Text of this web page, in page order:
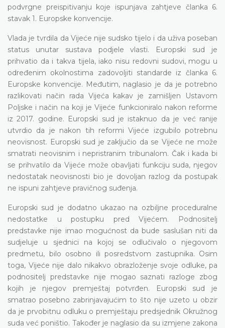
podvrgne preispitivanju koje ispunjava zahtjeve članka 6.
stavak 1. Europske konvencije.
Vlada je tvrdila da Vijeće nije sudsko tijelo i da uživa poseban
status unutar sustava podjele vlasti. Europski sud je
prihvatio da i takva tijela, iako nisu redovni sudovi, mogu u
određenim okolnostima zadovoljiti standarde iz članka 6.
Europske konvencije. Međutim, naglasio je da je potrebno
razlikovati način rada Vijeća kakav je zamišljen Ustavom
Poljske i način na koji je Vijeće funkcioniralo nakon reforme
iz 2017. godine. Europski sud je istaknuo da je već ranije
utvrdio da je nakon tih reformi Vijeće izgubilo potrebnu
neovisnost. Europski sud je zaključio da se Vijeće ne može
smatrati neovisnim i nepristranim tribunalom. Čak i kada bi
se prihvatilo da Vijeće može obavljati funkciju suda, njegov
nedostatak neovisnosti bio je dovoljan razlog da postupak
ne ispuni zahtjeve pravičnog suđenja.
Europski sud je dodatno ukazao na ozbiljne proceduralne
nedostatke u postupku pred Vijećem. Podnositelj
predstavke nije imao mogućnost da bude saslušan niti da
sudjeluje u sjednici na kojoj se odlučivalo o njegovom
predmetu, bilo osobno ili posredstvom zastupnika. Osim
toga, Vijeće nije dalo nikakvo obrazloženje svoje odluke, pa
podnositelj predstavke nije mogao saznati razloge zbog
kojih je njegov premještaj potvrđen. Europski sud je
smatrao posebno zabrinjavajućim to što nije uzeto u obzir
da je prvobitnu odluku o premještaju predsjednik Okružnog
suda već poništio. Također je naglasio da su izmjene zakona